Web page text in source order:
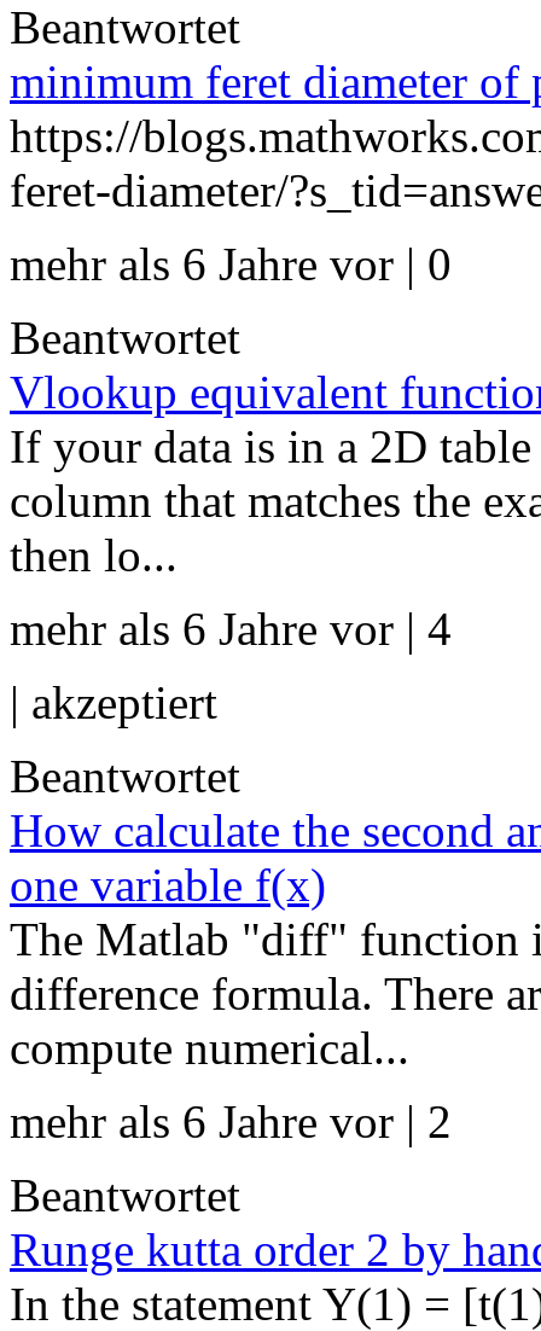
Beantwortet
minimum feret diameter of
https://
feret-diameter/
mehr als 6 Jahre vor | 0
Beantwortet
Vlookup equivalent
If your data is in a 2D
column that matches the
then lo...
mehr als 6 Jahre vor | 4
| akzeptiert
Beantwortet
How calculate the second
one variable f(x)
The Matlab "diff" function
difference formula. There
compute numerical...
mehr als 6 Jahre vor | 2
Beantwortet
Runge kutta order 2 by
In the statement Y(1) =